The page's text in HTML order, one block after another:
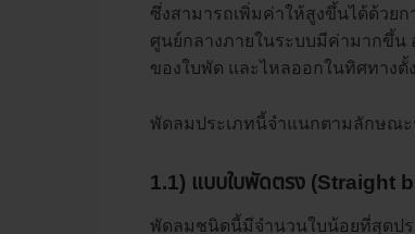
ซึ่งสามารถเพิ่มค่าให้สูงขึ้นได้ด้วย
ศูนย์กลางภายในระบบมีค่ามากขึ้น
ของใบพัด และไหลออกในทิศทาง
พัดลมประเภทนี้จำแนกตามลักษณะ
1.1) แบบใบพัดตรง (Straight
พัดลมชนิดนี้มีจำนวนใบน้อยที่สุดปร